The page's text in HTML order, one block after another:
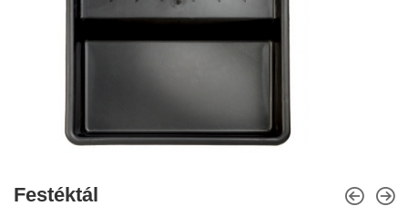
Festéktál